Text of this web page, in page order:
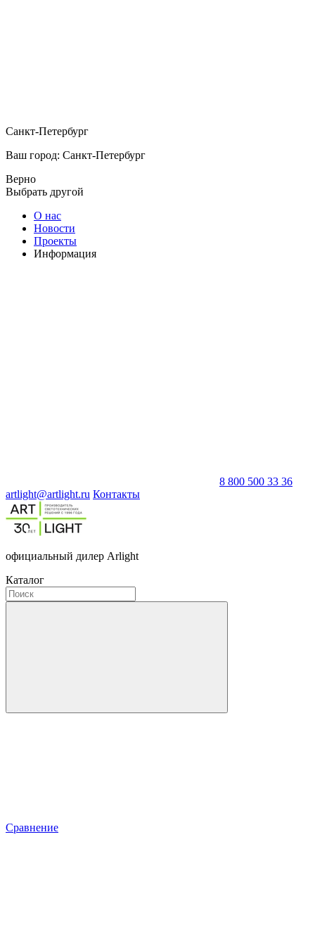
Санкт-Петербург
Ваш город: Санкт-Петербург
Верно
Выбрать другой
О нас
Новости
Проекты
Информация
8 800 500 33 36
artlight@artlight.ru Контакты
официальный дилер Arlight
Каталог
Сравнение